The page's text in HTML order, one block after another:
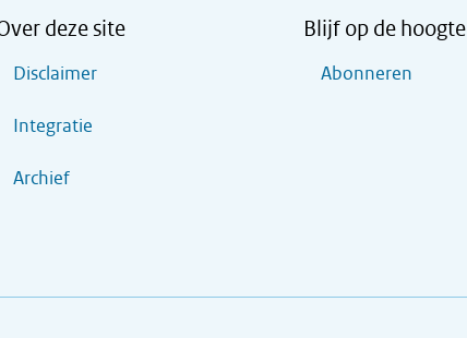
deze site
Disclaimer
Integratie
Archief
Blijf op de hoogte
Abonneren